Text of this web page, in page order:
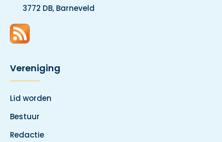
3772 DB, Barneveld
Vereniging
Lid worden
Bestuur
Redactie